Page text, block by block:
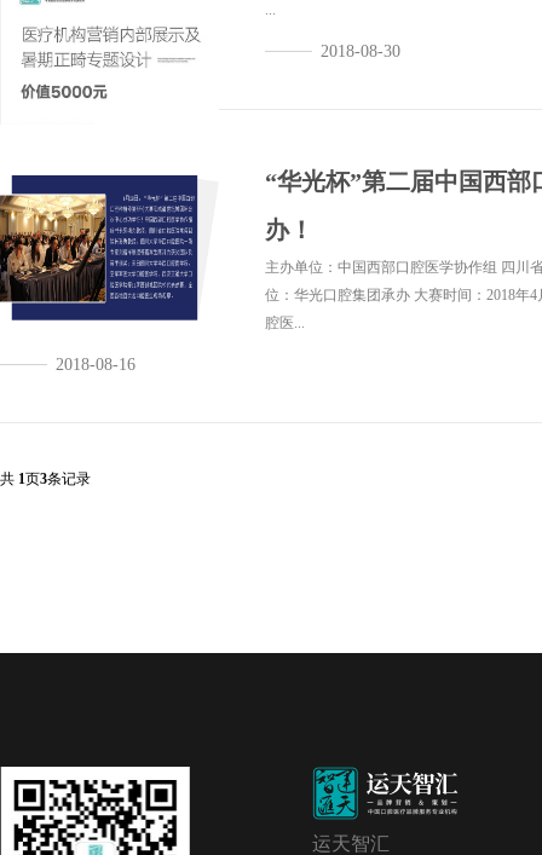
...
2018-08-30
“华光杯”第二届中国西
办！
主办单位：中国西部口腔医学协作组 四川
位：华光口腔集团承办 大赛时间：2018年
腔医...
2018-08-16
共 1页3条记录
运天智汇